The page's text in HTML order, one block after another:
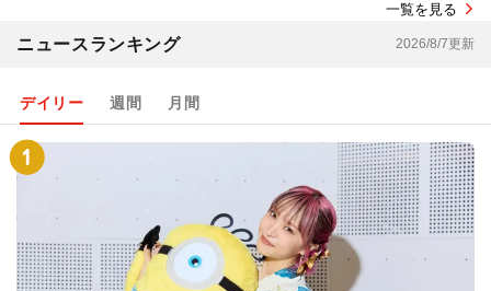
一覧を見る
ニュースランキング 2026/8/7更新
デイリー 週間 月間